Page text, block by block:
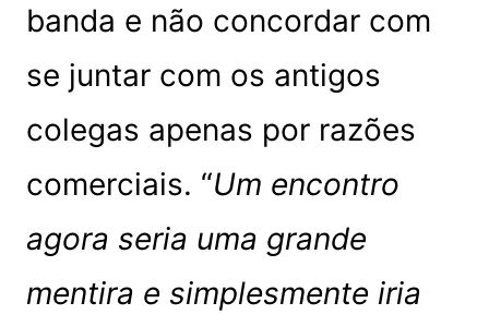
banda e não concordar com
se juntar com os antigos
colegas apenas por razões
comerciais. “Um encontro
agora seria uma grande
mentira e simplesmente iria